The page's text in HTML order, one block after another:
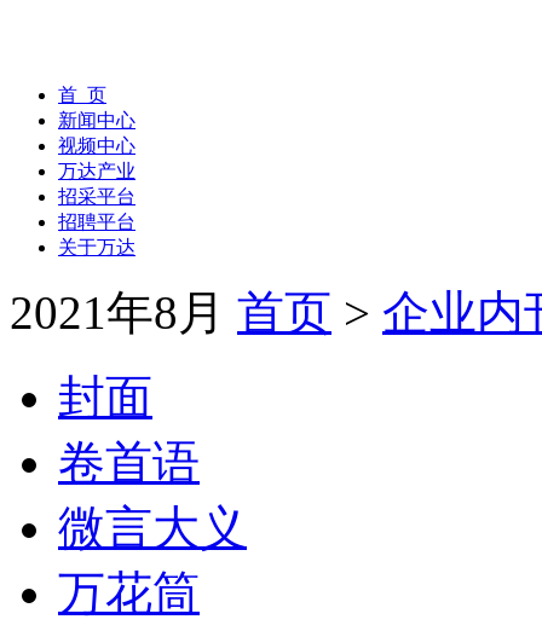
首 页
新闻中心
视频中心
万达产业
招采平台
招聘平台
关于万达
2021年8月 首页 > 企业内
封面
卷首语
微言大义
万花筒